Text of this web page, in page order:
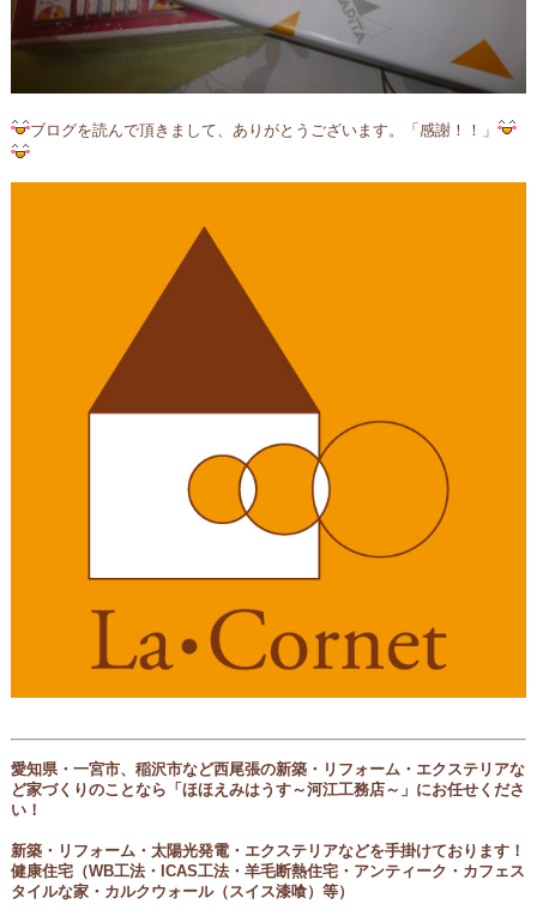
ブログを読んで頂きまして、ありがとうございます。「感謝！！」
愛知県・一宮市、稲沢市など西尾張の新築・リフォーム・エクステリアな
ど家づくりのことなら 「ほほえみはうす～河江工務店～」にお任せくださ
い！
新築・リフォーム・太陽光発電・エクステリアなどを手掛けております！
健康住宅（WB工法・ICAS工法・羊毛断熱住宅・アンティーク・カフェス
タイルな家・カルクウォール（スイス漆喰）等）